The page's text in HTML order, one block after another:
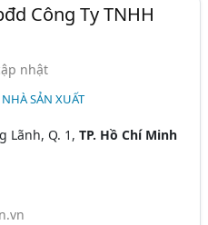
Công Ty TNHH
nhật
SẢN XUẤT
Lãnh, Q. 1,TP. Hồ Chí Minh